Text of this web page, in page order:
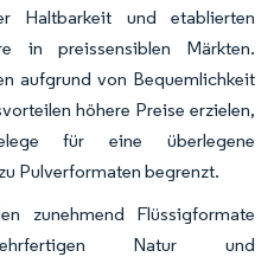
Haltbarkeit und etablierten
in preissensiblen Märkten.
aufgrund von Bequemlichkeit
höhere Preise erzielen,
für eine überlegene
Pulverformaten begrenzt.
zunehmend Flüssigformate
Natur und